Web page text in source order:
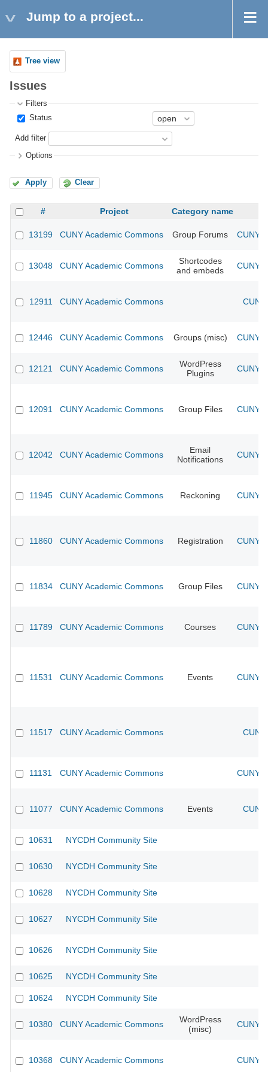
Jump to a project...
Tree view
Issues
Filters
Status
Add filter
Options
Apply Clear
# Project Category name
13199 CUNY Academic Commons Group Forums CUNY
13048 CUNY Academic Commons
Shortcodes
and embeds
CUNY
12911 CUNY Academic Commons
12446 CUNY Academic Commons Groups (misc) CUNY
12121 CUNY Academic Commons
WordPress
Plugins
CUNY
12091 CUNY Academic Commons Group Files CUNY
12042 CUNY Academic Commons
Email
Notifications
CUNY
11945 CUNY Academic Commons Reckoning CUNY
11860 CUNY Academic Commons Registration CUNY
11834 CUNY Academic Commons Group Files CUNY
11789 CUNY Academic Commons Courses CUNY
11531 CUNY Academic Commons Events CUNY
11517 CUNY Academic Commons
11131 CUNY Academic Commons CUNY
11077 CUNY Academic Commons Events
10631 NYCDH Community Site
10630 NYCDH Community Site
10628 NYCDH Community Site
10627 NYCDH Community Site
10626 NYCDH Community Site
10625 NYCDH Community Site
10624 NYCDH Community Site
10380 CUNY Academic Commons
WordPress
(misc)
CUNY
10368 CUNY Academic Commons CUNY